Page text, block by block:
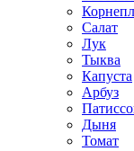
Салат
Лук
Тыква
Капуста
Арбуз
Дыня
Томат